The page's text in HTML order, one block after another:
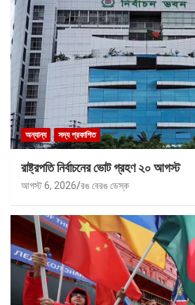
অন্যান্য সদ্য প্রকাশিত
রাষ্ট্রপতি নির্বাচনের ভোট গ্রহণ ২০ আগস্ট
আগস্ট 6, 2026 রঙ বেরঙ ডেস্ক